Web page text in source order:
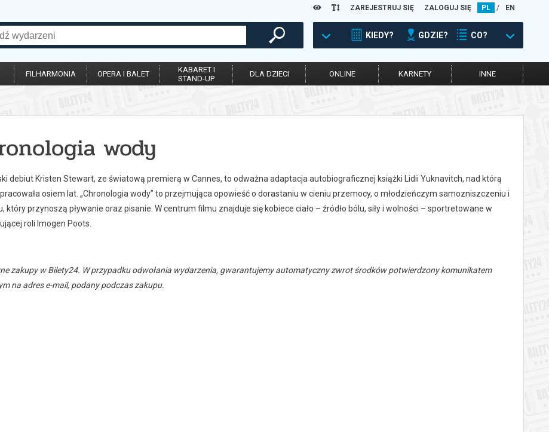
ZAREJESTRUJ SIĘ ZALOGUJ SIĘ PL / EN
KIEDY? GDZIE? CO?
FILHARMONIA OPERA I BALET
KABARET I
STAND-UP
DLA DZIECI ONLINE KARNETY INNE
wody
debiut Kristen Stewart, ze światową premierą w Cannes, to odważna adaptacja autobiograficznej książki Lidii Yuknavitch, nad którą
osiem lat. „Chronologia wody” to przejmująca opowieść o dorastaniu w cieniu przemocy, o młodzieńczym samozniszczeniu i
który przynoszą pływanie oraz pisanie. W centrum filmu znajduje się kobiece ciało – źródło bólu, siły i wolności – sportretowane w
roli Imogen Poots.
zakupy w Bilety24. W przypadku odwołania wydarzenia, gwarantujemy automatyczny zwrot środków potwierdzony komunikatem
na adres e-mail, podany podczas zakupu.